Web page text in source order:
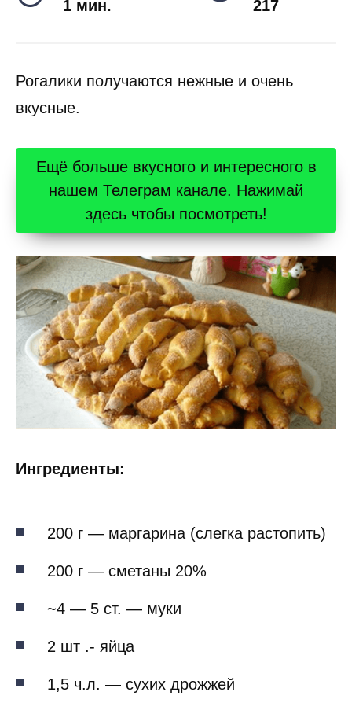
1 мин. 217
Рогалики получаются нежные и очень
вкусные.
Ещё больше вкусного и интересного в
нашем Телеграм канале. Нажимай
здесь чтобы посмотреть!
Ингредиенты:
200 г — маргарина (слегка растопить)
200 г — сметаны 20%
~4 — 5 ст. — муки
2 шт .- яйца
1,5 ч.л. — сухих дрожжей